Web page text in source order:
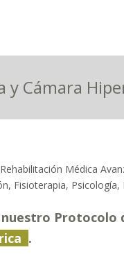
y Cámara
.